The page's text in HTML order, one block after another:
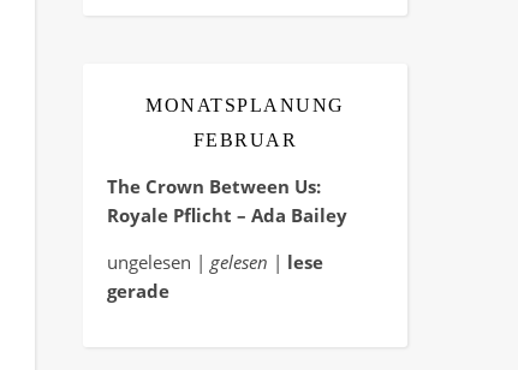
MONATSPLANUNG
FEBRUAR
The Crown Between Us:
Royale Pflicht – Ada Bailey
ungelesen | gelesen | lese
gerade